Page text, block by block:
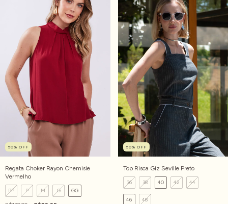
50% OFF
Regata Choker Rayon Chemisie
Vermelho
PP P M G GG
50% OFF
Top Risca Giz Seville Preto
36 38 40 42 44
46 48